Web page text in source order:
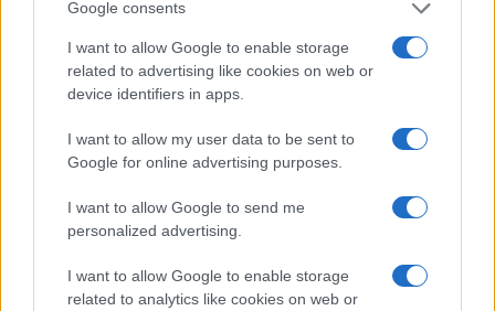
Google consents
I want to allow Google to enable storage
related to advertising like cookies on web or
device identifiers in apps.
I want to allow my user data to be sent to
Google for online advertising purposes.
I want to allow Google to send me
personalized advertising.
I want to allow Google to enable storage
related to analytics like cookies on web or
Plan de comidas semanal con recetas rápidas y
Diego Romero · 5 Ago 2026